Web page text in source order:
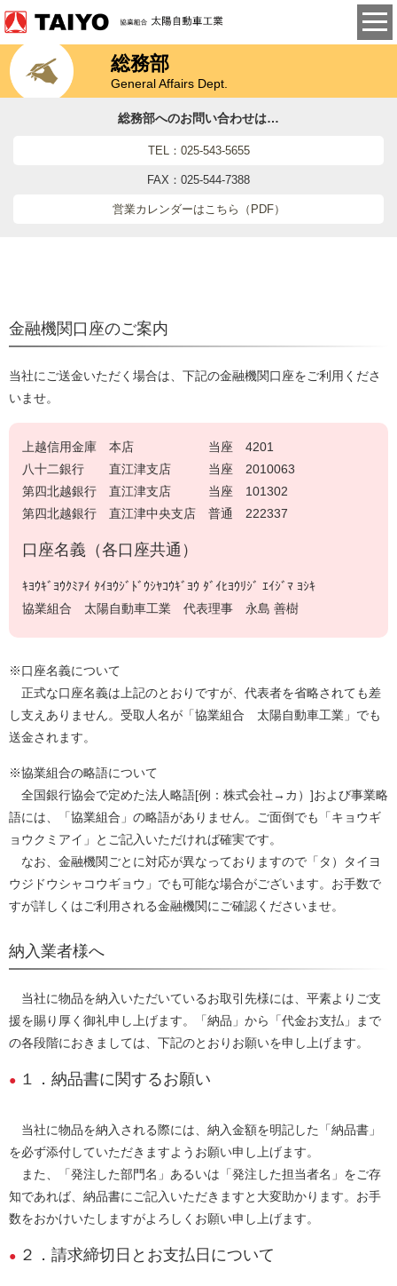
総務部
General Affairs Dept.
総務部へのお問い合わせは…
TEL：025-543-5655
FAX：025-544-7388
営業カレンダーはこちら（PDF）
金融機関口座のご案内
当社にご送金いただく場合は、下記の金融機関口座をご利用くださ
いませ。
上越信用金庫 本店 当座 4201
八十二銀行 直江津支店 当座 2010063
第四北越銀行 直江津支店 当座 101302
第四北越銀行 直江津中央支店 普通 222337
口座名義（各口座共通）
ｷﾖｳｷﾞﾖｳｸﾐｱｲ ﾀｲﾖｳｼﾞﾄﾞｳｼﾔｺｳｷﾞﾖｳ ﾀﾞｲﾋﾖｳﾘｼﾞ ｴｲｼﾞﾏ ﾖｼｷ
協業組合 太陽自動車工業 代表理事 永島 善樹
※口座名義について
正式な口座名義は上記のとおりですが、代表者を省略されても差
し支えありません。受取人名が「協業組合 太陽自動車工業」でも
送金されます。
※協業組合の略語について
全国銀行協会で定めた法人略語[例：株式会社→カ）]および事業略
語には、「協業組合」の略語がありません。ご面倒でも「キョウギ
ョウクミアイ」とご記入いただければ確実です。
なお、金融機関ごとに対応が異なっておりますので「タ）タイヨ
ウジドウシャコウギョウ」でも可能な場合がございます。お手数で
すが詳しくはご利用される金融機関にご確認くださいませ。
納入業者様へ
当社に物品を納入いただいているお取引先様には、平素よりご支
援を賜り厚く御礼申し上げます。「納品」から「代金お支払」まで
の各段階におきましては、下記のとおりお願いを申し上げます。
１．納品書に関するお願い
当社に物品を納入される際には、納入金額を明記した「納品書」
を必ず添付していただきますようお願い申し上げます。
また、「発注した部門名」あるいは「発注した担当者名」をご存
知であれば、納品書にご記入いただきますと大変助かります。お手
数をおかけいたしますがよろしくお願い申し上げます。
２．請求締切日とお支払日について